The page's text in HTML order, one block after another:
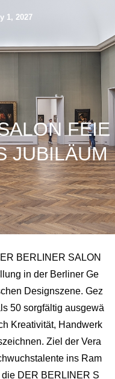
1, 2027
FEIE
JUBILÄUM
BERLINER SALON
in der Berliner Ge
Designszene. Gez
50 sorgfältig ausgewä
Kreativität, Handwerk
Ziel der Vera
ins Ram
DER BERLINER S